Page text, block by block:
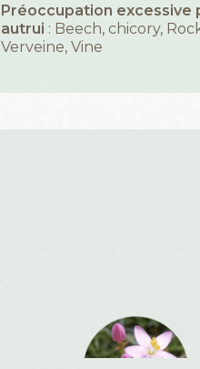
Préoccupation excessive
autrui : Beech, chicory,
Verveine, Vine